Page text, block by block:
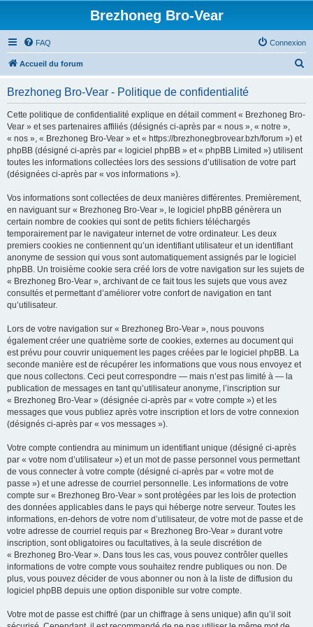
Brezhoneg Bro-Vear
FAQ Connexion
Accueil du forum
Brezhoneg Bro-Vear - Politique de confidentialité
Cette politique de confidentialité explique en détail comment « Brezhoneg Bro-
Vear » et ses partenaires affiliés (désignés ci-après par « nous », « notre »,
« nos », « Brezhoneg Bro-Vear » et « https://brezhonegbrovear.bzh/forum ») et
phpBB (désigné ci-après par « logiciel phpBB » et « phpBB Limited ») utilisent
toutes les informations collectées lors des sessions d’utilisation de votre part
(désignées ci-après par « vos informations »).
Vos informations sont collectées de deux manières différentes. Premièrement,
en naviguant sur « Brezhoneg Bro-Vear », le logiciel phpBB génèrera un
certain nombre de cookies qui sont de petits fichiers téléchargés
temporairement par le navigateur internet de votre ordinateur. Les deux
premiers cookies ne contiennent qu’un identifiant utilisateur et un identifiant
anonyme de session qui vous sont automatiquement assignés par le logiciel
phpBB. Un troisième cookie sera créé lors de votre navigation sur les sujets de
« Brezhoneg Bro-Vear », archivant de ce fait tous les sujets que vous avez
consultés et permettant d’améliorer votre confort de navigation en tant
qu’utilisateur.
Lors de votre navigation sur « Brezhoneg Bro-Vear », nous pouvons
également créer une quatrième sorte de cookies, externes au document qui
est prévu pour couvrir uniquement les pages créées par le logiciel phpBB. La
seconde manière est de récupérer les informations que vous nous envoyez et
que nous collectons. Ceci peut correspondre — mais n’est pas limité à — la
publication de messages en tant qu’utilisateur anonyme, l’inscription sur
« Brezhoneg Bro-Vear » (désignée ci-après par « votre compte ») et les
messages que vous publiez après votre inscription et lors de votre connexion
(désignés ci-après par « vos messages »).
Votre compte contiendra au minimum un identifiant unique (désigné ci-après
par « votre nom d’utilisateur ») et un mot de passe personnel vous permettant
de vous connecter à votre compte (désigné ci-après par « votre mot de
passe ») et une adresse de courriel personnelle. Les informations de votre
compte sur « Brezhoneg Bro-Vear » sont protégées par les lois de protection
des données applicables dans le pays qui héberge notre serveur. Toutes les
informations, en-dehors de votre nom d’utilisateur, de votre mot de passe et de
votre adresse de courriel requis par « Brezhoneg Bro-Vear » durant votre
inscription, sont obligatoires ou facultatives, à la seule discrétion de
« Brezhoneg Bro-Vear ». Dans tous les cas, vous pouvez contrôler quelles
informations de votre compte vous souhaitez rendre publiques ou non. De
plus, vous pouvez décider de vous abonner ou non à la liste de diffusion du
logiciel phpBB depuis une option disponible sur votre compte.
Votre mot de passe est chiffré (par un chiffrage à sens unique) afin qu’il soit